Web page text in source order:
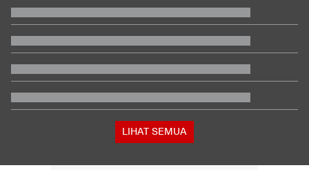
Video Mesum 'Yang Wis Yang' Banyuwangi, Pemeran Pria Jadi
Tersangka
Daftar Juara Piala Presiden usai Persebaya Bungkam Persib
Respons Kubu Sarwendah Soal Viral Chat WA ke Ruben
tentang Obat HIV
Satu Pemain Thailand Tewas Disambar Petir, 8 Orang Luka-
Pinang